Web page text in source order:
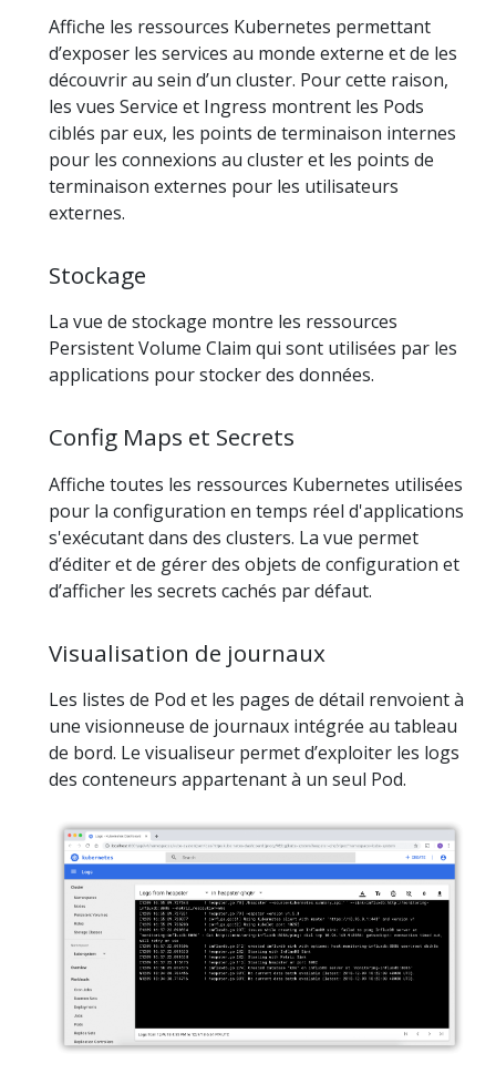
Affiche les ressources Kubernetes permettant
d’exposer les services au monde externe et de les
découvrir au sein d’un cluster. Pour cette raison,
les vues Service et Ingress montrent les Pods
ciblés par eux, les points de terminaison internes
pour les connexions au cluster et les points de
terminaison externes pour les utilisateurs
externes.
Stockage
La vue de stockage montre les ressources
Persistent Volume Claim qui sont utilisées par les
applications pour stocker des données.
Config Maps et Secrets
Affiche toutes les ressources Kubernetes utilisées
pour la configuration en temps réel d'applications
s'exécutant dans des clusters. La vue permet
d’éditer et de gérer des objets de configuration et
d’afficher les secrets cachés par défaut.
Visualisation de journaux
Les listes de Pod et les pages de détail renvoient à
une visionneuse de journaux intégrée au tableau
de bord. Le visualiseur permet d’exploiter les logs
des conteneurs appartenant à un seul Pod.